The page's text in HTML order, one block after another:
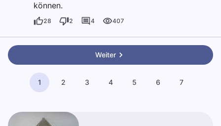
können.
28 2 4 407
Weiter
1 2 3 4 5 6 7